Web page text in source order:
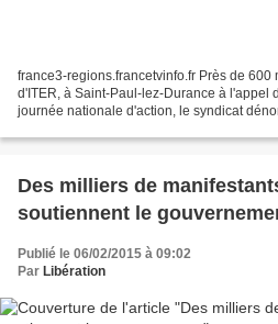
france3-regions.francetvinfo.fr Près de 600
d'ITER, à Saint-Paul-lez-Durance à l'appel
journée nationale d'action, le syndicat
Des milliers de
soutiennent le
Publié le 06/02/2015 à 09:02
Par Libération